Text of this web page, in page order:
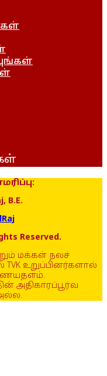
B.E.
Reserved.
மக்கள் நலச்
உறுப்பினர்களால்
அதிகாரப்பூர்வ